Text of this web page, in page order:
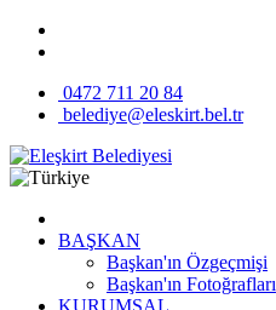
0472 711 20 84
belediye@eleskirt.bel.tr
BAŞKAN
Başkan'ın Özgeçmişi
Başkan'ın Fotoğrafları
KURUMSAL